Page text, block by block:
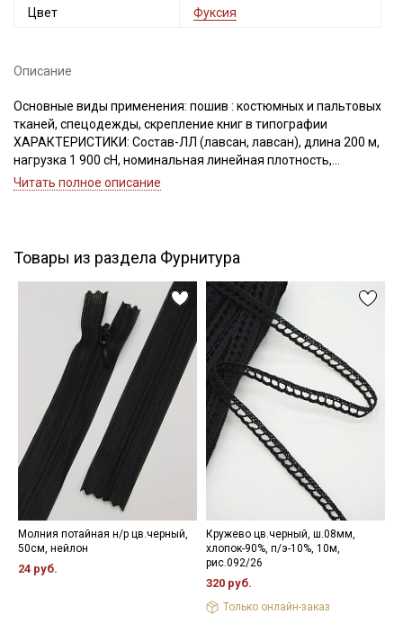
Цвет Фуксия
Описание
Основные виды применения: пошив : костюмных и пальтовых
тканей, спецодежды, скрепление книг в типографии
ХАРАКТЕРИСТИКИ: Состав-ЛЛ (лавсан, лавсан), длина 200 м,
нагрузка 1 900 сН, номинальная линейная плотность,
Текс(структура)- 43,5 (21Текс*2)
Читать полное описание
Товары из раздела Фурнитура
Молния потайная н/р цв.черный,
50см, нейлон
24 руб.
Кружево цв.черный, ш.08мм,
хлопок-90%, п/э-10%, 10м,
рис.092/26
320 руб.
Только онлайн-заказ
Ознакомлен(а) с Политикой обработки персональных
данныхи даю Согласие на обработку персональных
данных
ДаюСогласие на получение рекламных и